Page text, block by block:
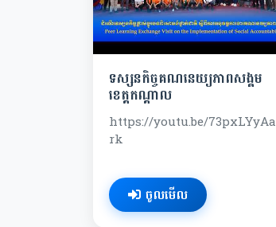
ទស្សនកិច្ចគណនេយ្យភាពសង្គម
ខេត្តកណ្តាល
https://youtu.be/73pxLYyAa
rk
ចូលមើល